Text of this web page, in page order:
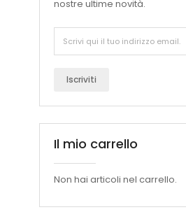
nostre ultime novità.
Iscriviti
Il mio carrello
Non hai articoli nel carrello.